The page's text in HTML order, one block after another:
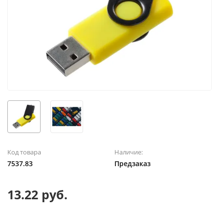
Код товара
7537.83
Наличие:
Предзаказ
13.22 руб.